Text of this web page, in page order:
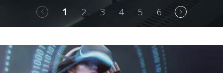
1 2 3 4 5 6